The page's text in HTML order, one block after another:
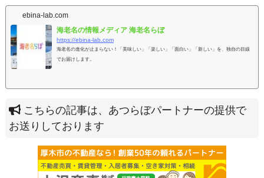
ebina-lab.com
海老名の情報メディア 海老名らぼ
https://ebina-lab.com
海老名の進化が止まらない！「美味しい」「楽しい」「面白い」「新しい」を、独自の目線
でお届けします。
こちらの記事は、あつらぼパートナーの提供で
お送りしております